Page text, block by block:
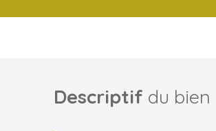
Descriptif du bien